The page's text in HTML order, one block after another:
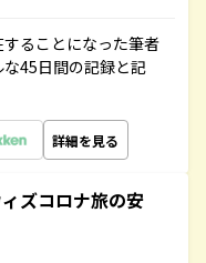
ることになった筆者
45日間の記録と記
詳細を見る
ズコロナ旅の安